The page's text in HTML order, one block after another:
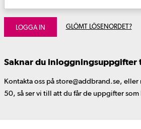
LOGGA IN GLÖMT LÖSENORDET?
Saknar du inloggningsuppgifter
Kontakta oss på store@addbrand.se,
50, så ser vi till att du får de uppgifter som